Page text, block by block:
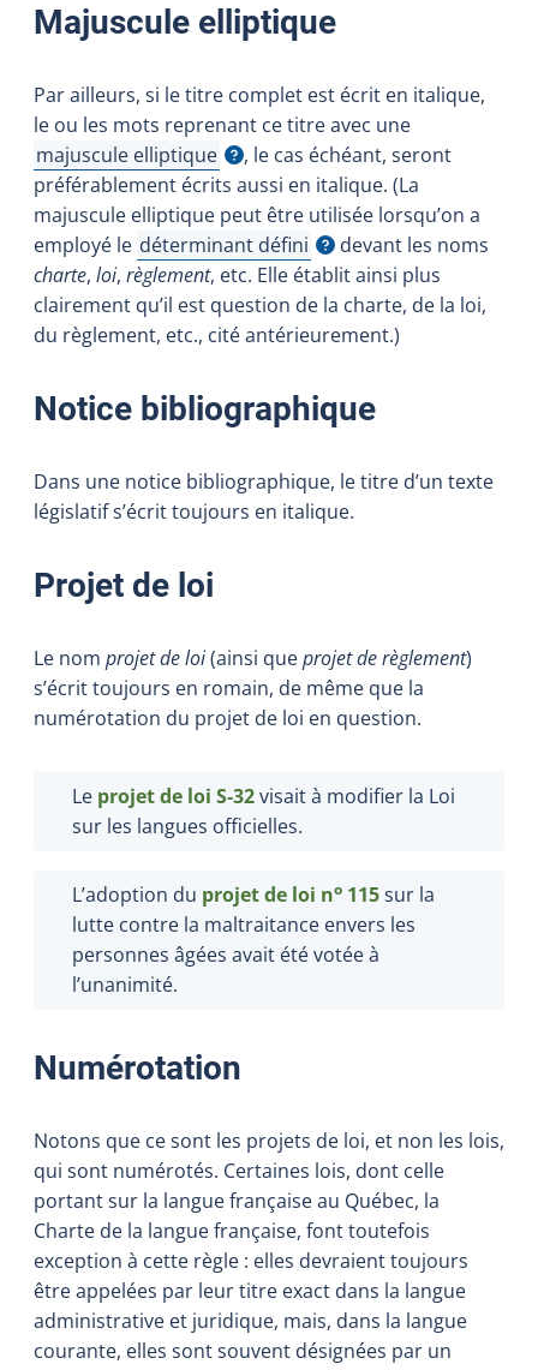
Majuscule elliptique
Par ailleurs, si le titre complet est écrit en italique,
le ou les mots reprenant ce titre avec une
majuscule elliptique
Afficher l'infobulle
, le cas échéant, seront
préférablement écrits aussi en italique. (La
majuscule elliptique peut être utilisée lorsqu’on a
employé le déterminant défini
Afficher l'infobulle
devant les noms
charte, loi, règlement, etc. Elle établit ainsi plus
clairement qu’il est question de la charte, de la loi,
du règlement, etc., cité antérieurement.)
Notice bibliographique
Dans une notice bibliographique, le titre d’un texte
législatif s’écrit toujours en italique.
Projet de loi
Le nom projet de loi(ainsi queprojet de règlement)
s’écrit toujours en romain, de même que la
numérotation du projet de loi en question.
Le projet de loi S‑32visait à modifier la Loi
sur les langues officielles.
L’adoption du projet de loi no 115sur la
lutte contre la maltraitance envers les
personnes âgées avait été votée à
l’unanimité.
Numérotation
Notons que ce sont les projets de loi, et non les lois,
qui sont numérotés. Certaines lois, dont celle
portant sur la langue française au Québec, la
Charte de la langue française, font toutefois
exception à cette règle : elles devraient toujours
être appelées par leur titre exact dans la langue
administrative et juridique, mais, dans la langue
courante, elles sont souvent désignées par un